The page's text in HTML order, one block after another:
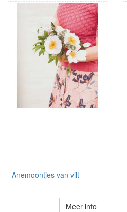
Anemoontjes van vilt
Meer info